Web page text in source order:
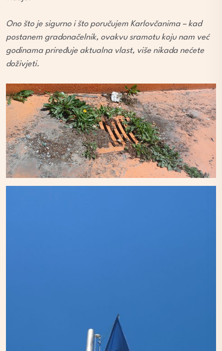
Ono što je sigurno i što poručujem Karlovčanima – kad
postanem gradonačelnik, ovakvu sramotu koju nam već
godinama priređuje aktualna vlast, više nikada nećete
doživjeti.